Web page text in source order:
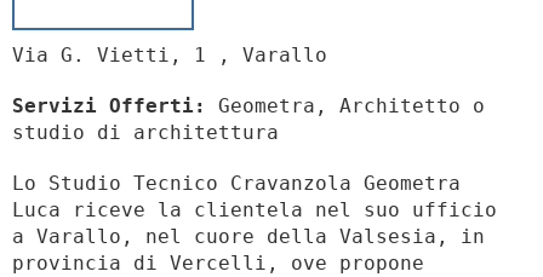
Via G. Vietti, 1 , Varallo
Servizi Offerti:
Geometra, Architetto o
studio di architettura
Lo Studio Tecnico Cravanzola Geometra
Luca riceve la clientela nel suo ufficio
a Varallo, nel cuore della Valsesia, in
provincia di Vercelli, ove propone